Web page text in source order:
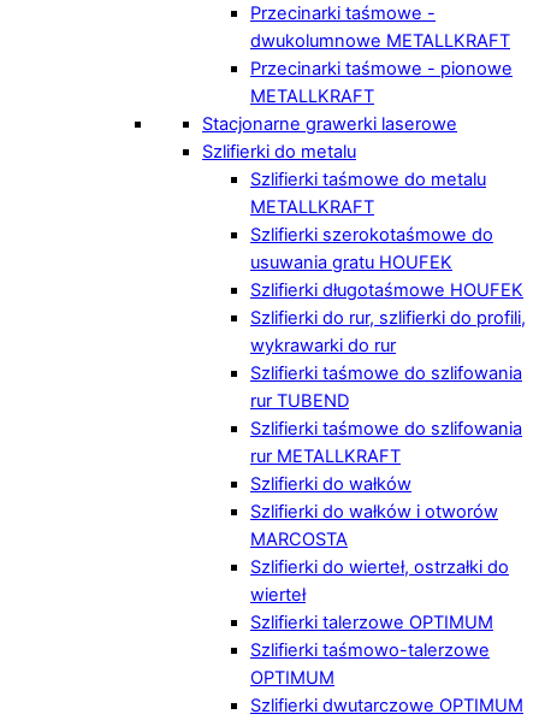
Przecinarki taśmowe -
dwukolumnowe METALLKRAFT
Przecinarki taśmowe - pionowe
METALLKRAFT
Stacjonarne grawerki laserowe
Szlifierki do metalu
Szlifierki taśmowe do metalu
METALLKRAFT
Szlifierki szerokotaśmowe do
usuwania gratu HOUFEK
Szlifierki długotaśmowe HOUFEK
Szlifierki do rur, szlifierki do profili,
wykrawarki do rur
Szlifierki taśmowe do szlifowania
rur TUBEND
Szlifierki taśmowe do szlifowania
rur METALLKRAFT
Szlifierki do wałków
Szlifierki do wałków i otworów
MARCOSTA
Szlifierki do wierteł, ostrzałki do
wierteł
Szlifierki talerzowe OPTIMUM
Szlifierki taśmowo-talerzowe
OPTIMUM
Szlifierki dwutarczowe OPTIMUM